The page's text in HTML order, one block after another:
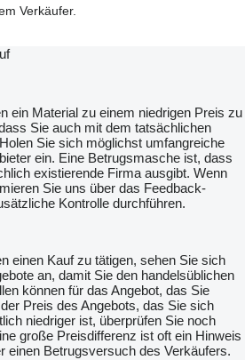
Verkäufer.
ein Material zu einem niedrigen Preis zu
Sie auch mit dem tatsächlichen
Sie sich möglichst umfangreiche
ein. Eine Betrugsmasche ist, dass
existierende Firma ausgibt. Wenn
Sie uns über das Feedback-
Kontrolle durchführen.
einen Kauf zu tätigen, sehen Sie sich
an, damit Sie den handelsüblichen
können für das Angebot, das Sie
Preis des Angebots, das Sie sich
niedriger ist, überprüfen Sie noch
große Preisdifferenz ist oft ein Hinweis
einen Betrugsversuch des Verkäufers.